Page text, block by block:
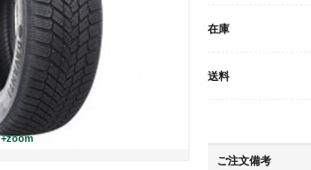
+zoom
在庫
送料
ご注文備考